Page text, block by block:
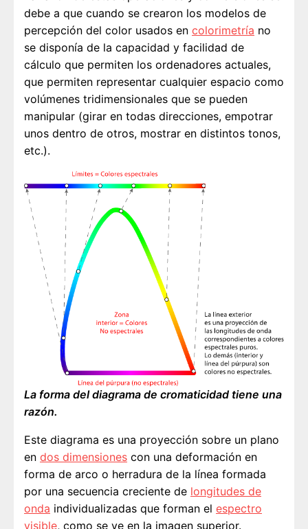
debe a que cuando se crearon los modelos de
percepción del color usados en colorimetría no
se disponía de la capacidad y facilidad de
cálculo que permiten los ordenadores actuales,
que permiten representar cualquier espacio como
volúmenes tridimensionales que se pueden
manipular (girar en todas direcciones, empotrar
unos dentro de otros, mostrar en distintos tonos,
etc.).
La forma del diagrama de cromaticidad tiene una
razón.
Este diagrama es una proyección sobre un plano
en dos dimensiones con una deformación en
forma de arco o herradura de la línea formada
por una secuencia creciente de longitudes de
onda individualizadas que forman el espectro
visible, como se ve en la imagen superior.